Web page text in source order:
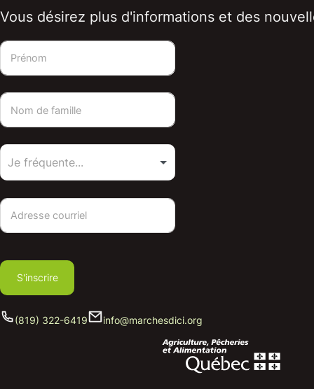
Vous désirez plus d'informations et des
S'inscrire
(819) 322-6419 info@marchesdici.org